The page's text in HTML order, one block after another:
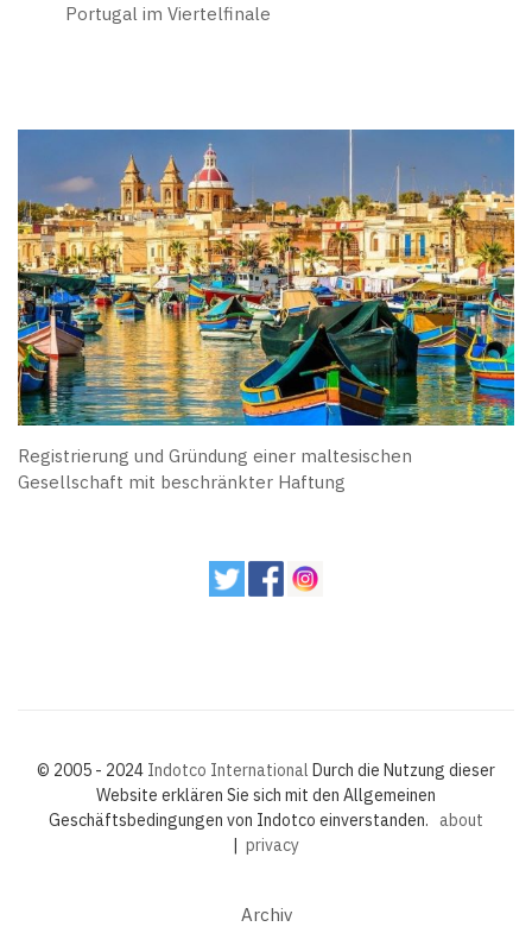
Portugal im Viertelfinale
Registrierung und Gründung einer maltesischen
Gesellschaft mit beschränkter Haftung
© 2005 - 2024 Indotco International Durch die Nutzung dieser
Website erklären Sie sich mit den Allgemeinen
Geschäftsbedingungen von Indotco einverstanden. about
| privacy
Archiv